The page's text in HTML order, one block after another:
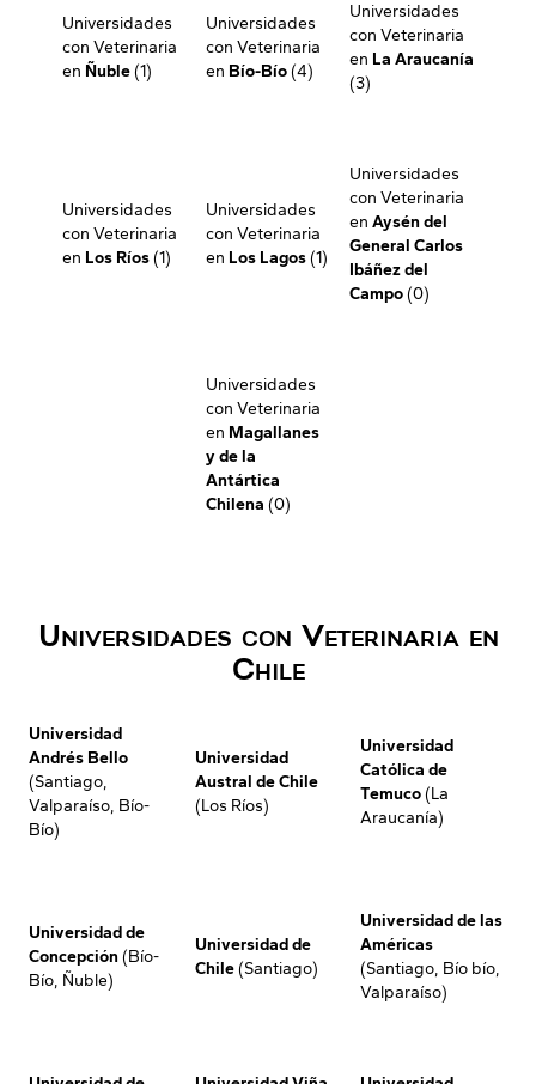
Universidades
con Veterinaria
en Ñuble(1)
Universidades
con Veterinaria
en Bío-Bío(4)
Universidades
con Veterinaria
en La Araucanía
(3)
Universidades
con Veterinaria
en Los Ríos(1)
Universidades
con Veterinaria
en Los Lagos(1)
Universidades
con Veterinaria
en Aysén del
General Carlos
Ibáñez del
Campo(0)
Universidades
con Veterinaria
en Magallanes
y de la
Antártica
Chilena (0)
Universidades con Veterinaria en
Chile
Universidad
Andrés Bello
(Santiago,
Valparaíso, Bío-
Bío)
Universidad
Austral de Chile
(Los Ríos)
Universidad
Católica de
Temuco(La
Araucanía)
Universidad de
Concepción(Bío-
Bío, Ñuble)
Universidad de
Chile(Santiago)
Universidad de las
Américas
(Santiago, Bío bío,
Valparaíso)